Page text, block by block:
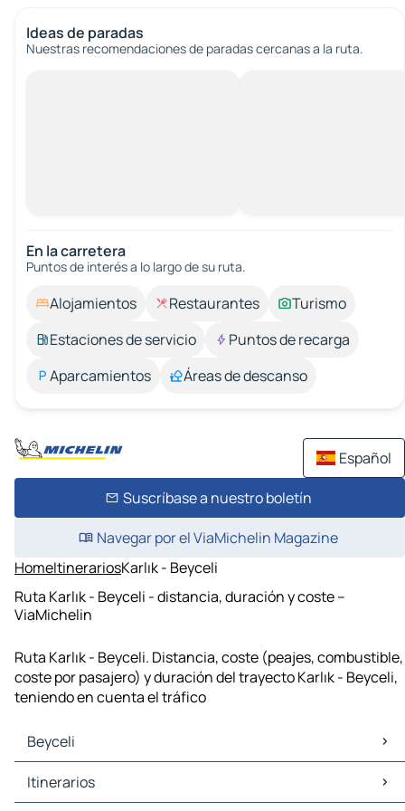
Ideas de paradas
Nuestras recomendaciones de paradas cercanas a la ruta.
En la carretera
Puntos de interés a lo largo de su ruta.
Alojamientos Restaurantes
Turismo
Estaciones de servicio
Puntos de recarga
Aparcamientos
Áreas de descanso
Español
Suscríbase a nuestro boletín
Navegar por el ViaMichelin Magazine
HomeItinerariosKarlık - Beyceli
Ruta Karlık - Beyceli - distancia, duración y coste –
ViaMichelin
Ruta Karlık - Beyceli. Distancia, coste (peajes, combustible,
coste por pasajero) y duración del trayecto Karlık - Beyceli,
teniendo en cuenta el tráfico
Beyceli
Beyceli Mapas Planos
Beyceli Trafico
Itinerarios